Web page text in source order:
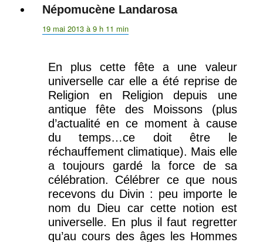
Népomucène Landarosadit :
19 mai 2013 à 9 h 11 min
En plus cette fête a une valeur
universelle car elle a été reprise de
Religion en Religion depuis une
antique fête des Moissons (plus
d’actualité en ce moment à cause
du temps…ce doit être le
réchauffement climatique). Mais elle
a toujours gardé la force de sa
célébration. Célébrer ce que nous
recevons du Divin : peu importe le
nom du Dieu car cette notion est
universelle. En plus il faut regretter
qu’au cours des âges les Hommes